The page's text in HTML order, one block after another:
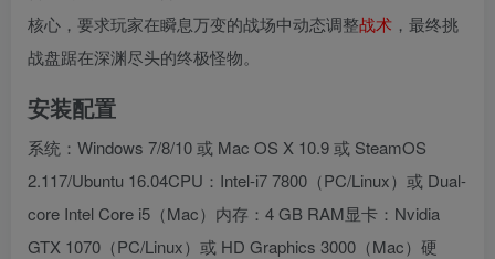
核心，要求玩家在瞬息万变的战场中动态调整战术 ，最终挑
战盘踞在深渊尽头的终极怪物。
安装配置
系统：Windows 7/8/10 或 Mac OS X 10.9 或 SteamOS
2.117/Ubuntu 16.04CPU：Intel-i7 7800（PC/Linux）或 Dual-
core Intel Core i5（Mac）内存：4 GB RAM显卡：Nvidia
GTX 1070（PC/Linux）或 HD Graphics 3000（Mac）硬